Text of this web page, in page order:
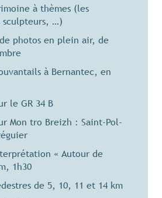
à thèmes (les
sculpteurs, …)
photos en plein air, de
à Bernantec, en
le GR 34 B
Mon tro Breizh : Saint-Pol-
« Autour de
1h30
de 5, 10, 11 et 14 km